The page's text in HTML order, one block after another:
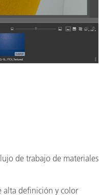
de trabajo de materiales
alta definición y color